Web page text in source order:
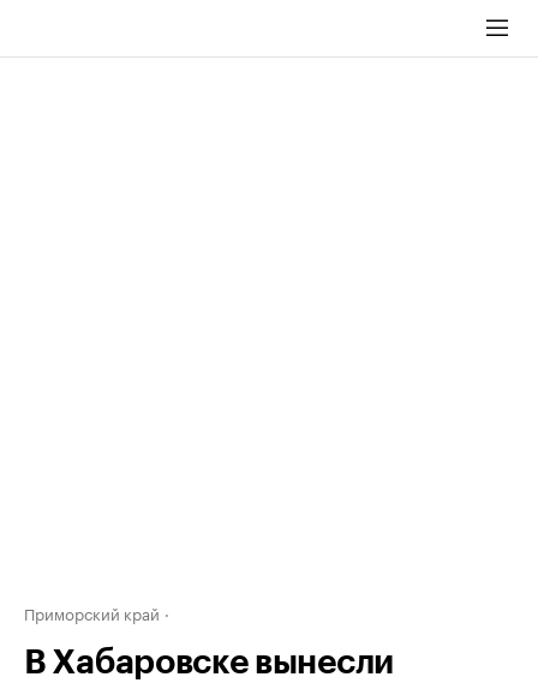
Приморский край
В Хабаровске вынесли